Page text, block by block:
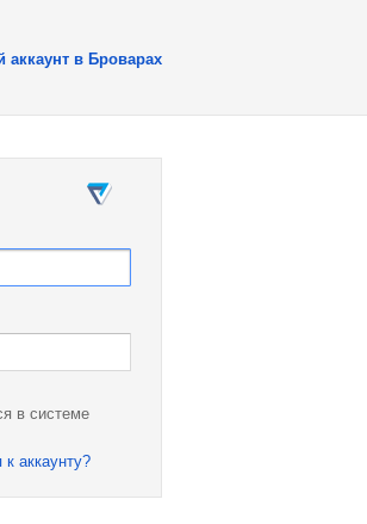
аккаунт в Броварах
в системе
аккаунту?